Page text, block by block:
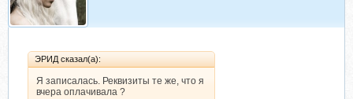
ЭРИД сказал(а):
Я записалась. Реквизиты те же, что я
вчера оплачивала ?